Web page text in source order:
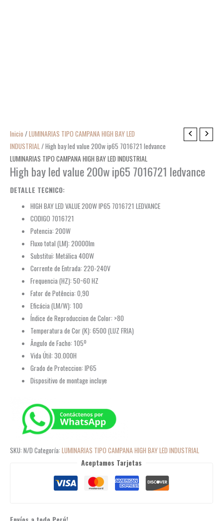
Inicio /LUMINARIAS TIPO CAMPANA HIGH BAY LED
INDUSTRIAL/ High bay led value 200w ip65 7016721 ledvance
LUMINARIAS TIPO CAMPANA HIGH BAY LED INDUSTRIAL
High bay led value 200w ip65 7016721 ledvance
DETALLE TECNICO:
HIGH BAY LED VALUE 200W IP65 7016721 LEDVANCE
CODIGO 7016721
Potencia: 200W
Fluxo total (LM): 20000lm
Substitui: Metálica 400W
Corrente de Entrada: 220-240V
Frequencia (HZ): 50~60 HZ
Fator de Potência: 0,90
Eficácia (LM/W): 100
Índice de Reproduccion de Color: >80
Temperatura de Cor (K): 6500 (LUZ FRIA)
Ângulo de Facho: 105º
Vida Útil: 30.000H
Grado de Proteccion: IP65
Dispositivo de montage incluye
SKU: N/D Categoría: LUMINARIAS TIPO CAMPANA HIGH BAY LED INDUSTRIAL
Aceptamos Tarjetas